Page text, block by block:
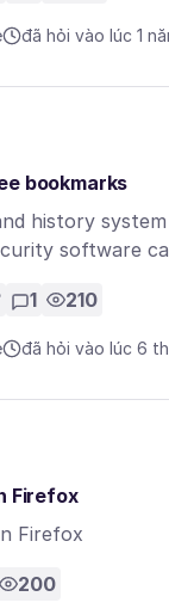
đã hỏi vào lúc 1
bookmarks
history
software
1 210
đã hỏi vào lúc 6
Firefox
Firefox
200